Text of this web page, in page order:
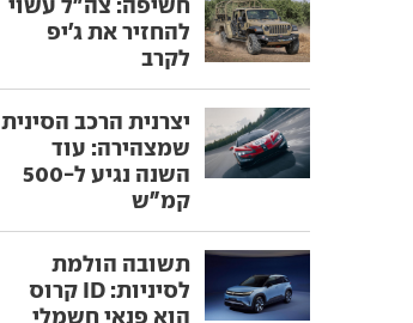
להחזיר את ג'יפ
לקרב
יצרנית הרכב הסינית
שמצהירה: עוד
השנה נגיע ל-500
קמ"ש
תשובה הולמת
לסיניות: ID קרוס
הוא פנאי חשמלי